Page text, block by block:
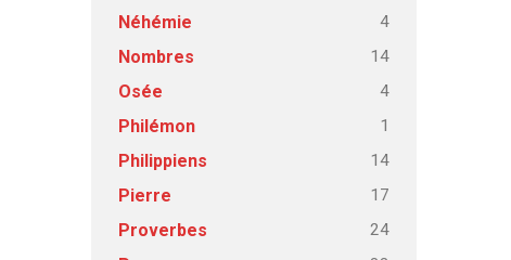
Néhémie 4
Nombres 14
Osée 4
Philémon 1
Philippiens 14
Pierre 17
Proverbes 24